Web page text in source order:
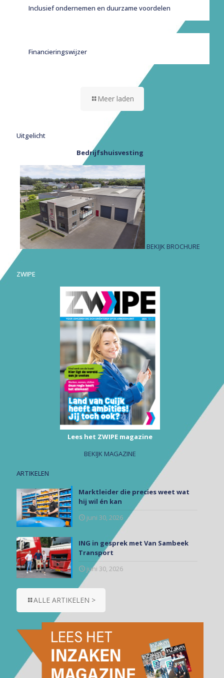
Inclusief ondernemen en duurzame voordelen
Financieringswijzer
Meer laden
Uitgelicht
Bedrijfshuisvesting
BEKIJK BROCHURE
ZWIPE
Lees het ZWIPE magazine
BEKIJK MAGAZINE
ARTIKELEN
Marktleider die precies weet wat
hij wil én kan
juni 30, 2026
ING in gesprek met Van Sambeek
Transport
juni 30, 2026
ALLE ARTIKELEN >